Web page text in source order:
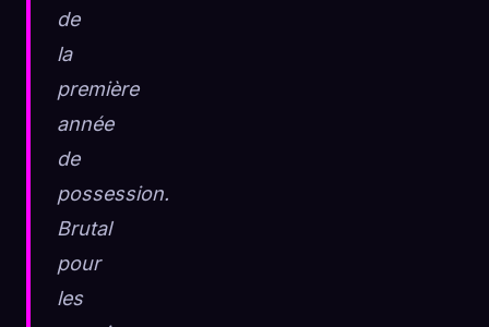
de
la
première
année
de
possession.
Brutal
pour
les